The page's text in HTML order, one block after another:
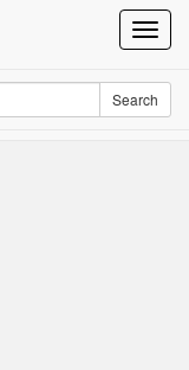
Search